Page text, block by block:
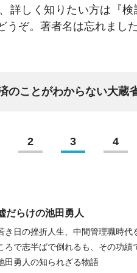
詳しく知りたい方は『
うぞ。著者名は忘れまし
のことがわからない大蔵
2 3 4
だらけの池田勇人
き日の挫折人生、中間管理職時代
ろで志半ばで倒れるも、その功績
田勇人の知られざる物語